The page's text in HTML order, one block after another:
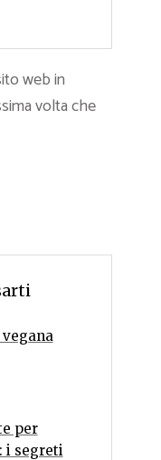
web in
volta che
per
i segreti